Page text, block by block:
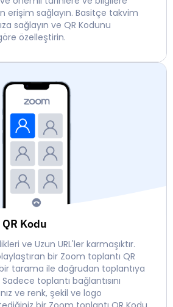
erişim sağlayın. Basitçe takvim
sağlayın ve QR Kodunu
özelleştirin.
QR Kodu
ve Uzun URL'ler karmaşıktır.
bir Zoom toplantı QR
tarama ile doğrudan toplantıya
toplantı bağlantısını
ve renk, şekil ve logo